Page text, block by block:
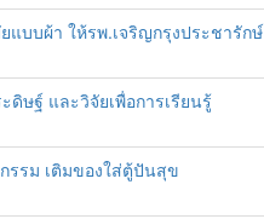
แบบผ้า ให้รพ.เจริญกรุงประชารักษ์
ดิษฐ์ และวิจัยเพื่อการเรียนรู้
รรม เติมของใส่ตู้ปันสุข